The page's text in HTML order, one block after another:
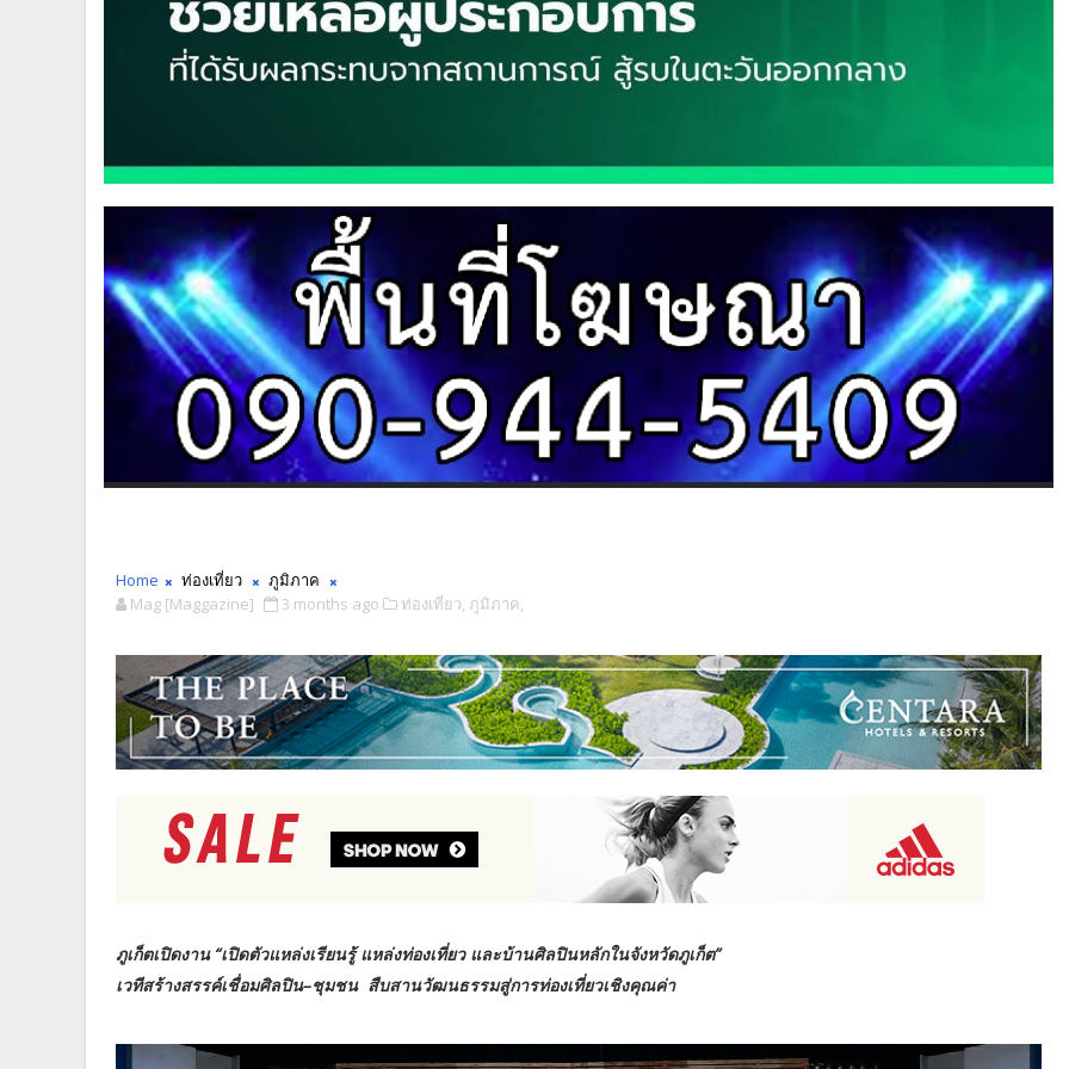
Home ท่องเที่ยว
ภูมิภาค
Mag [Maggazine]
3 months ago ท่องเที่ยว, ภูมิภาค,
ภูเก็ตเปิดงาน “เปิดตัวแหล่งเรียนรู้ แหล่งท่องเที่ยว และบ้านศิลปินหลักในจังหวัดภูเก็ต”
เวทีสร้างสรรค์เชื่อมศิลปิน–ชุมชน สืบสานวัฒนธรรมสู่การท่องเที่ยวเชิงคุณค่า